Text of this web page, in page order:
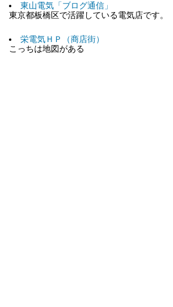
東山電気「ブログ通信」
東京都板橋区で活躍している電気店です。
栄電気ＨＰ（商店街）
こっちは地図がある